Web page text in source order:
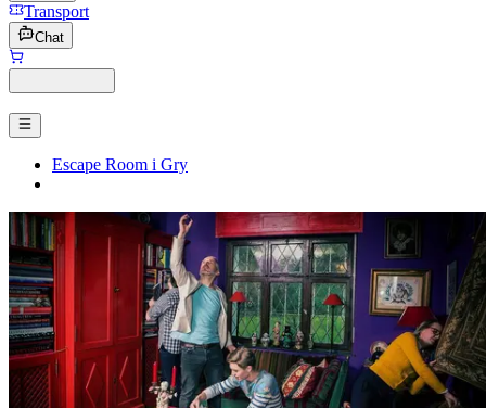
Transport
Chat
Escape Room i Gry